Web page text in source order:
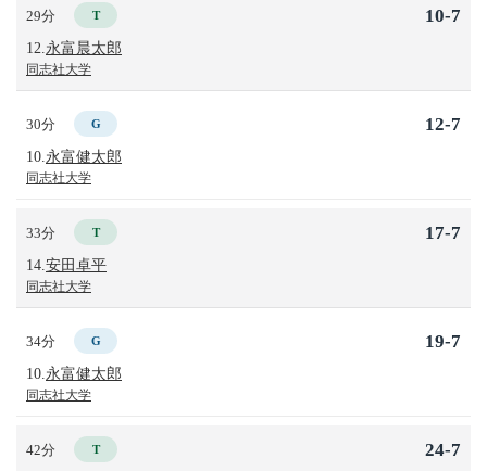
29分 T
12. 永富晨太郎
同志社大学
10-7
30分 G
10. 永富健太郎
同志社大学
12-7
33分 T
14. 安田卓平
同志社大学
17-7
34分 G
10. 永富健太郎
同志社大学
19-7
42分 T 24-7